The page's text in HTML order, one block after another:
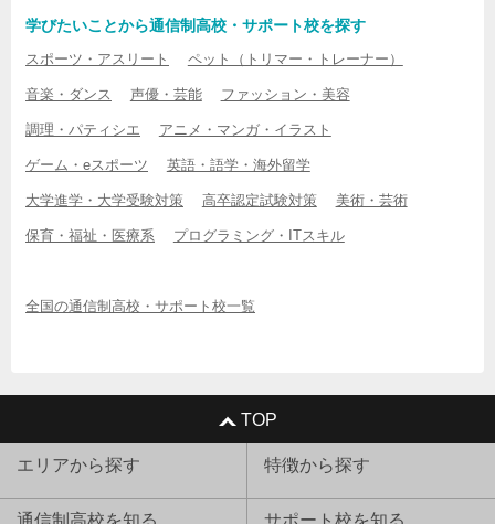
学びたいことから通信制高校・サポート校を探す
スポーツ・アスリート ペット（トリマー・トレーナー）
音楽・ダンス 声優・芸能 ファッション・美容
調理・パティシエ アニメ・マンガ・イラスト
ゲーム・eスポーツ 英語・語学・海外留学
大学進学・大学受験対策 高卒認定試験対策 美術・芸術
保育・福祉・医療系 プログラミング・ITスキル
全国の通信制高校・サポート校一覧
TOP
エリアから探す 特徴から探す